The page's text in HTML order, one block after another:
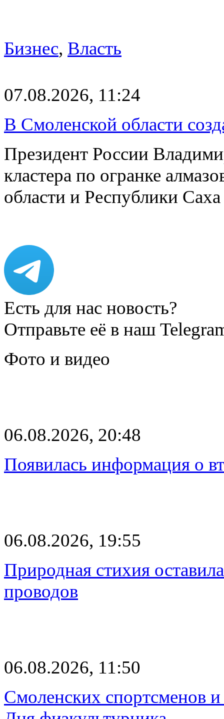
Бизнес, Власть
07.08.2026, 11:24
В Смоленской области
Президент России
кластера по огранке
области и Республики
Есть для нас новость?
Отправьте её в наш
Фото и видео
06.08.2026, 20:48
Появилась информация о
06.08.2026, 19:55
Природная стихия
проводов
06.08.2026, 11:50
Смоленских спортсменов